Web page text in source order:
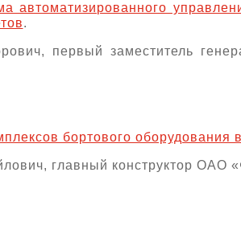
автоматизированного
.
первый заместитель
бортового оборудования
главный конструктор ОАО